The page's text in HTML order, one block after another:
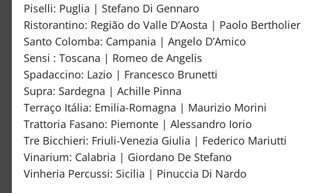
Piselli: Puglia | Stefano Di Gennaro
Ristorantino: Região do Valle D’Aosta | Paolo Bertholier
Santo Colomba: Campania | Angelo D’Amico
Sensi : Toscana | Romeo de Angelis
Spadaccino: Lazio | Francesco Brunetti
Supra: Sardegna | Achille Pinna
Terraço Itália: Emilia-Romagna | Maurizio Morini
Trattoria Fasano: Piemonte | Alessandro Iorio
Tre Bicchieri: Friuli-Venezia Giulia | Federico Mariutti
Vinarium: Calabria | Giordano De Stefano
Vinheria Percussi: Sicilia | Pinuccia Di Nardo